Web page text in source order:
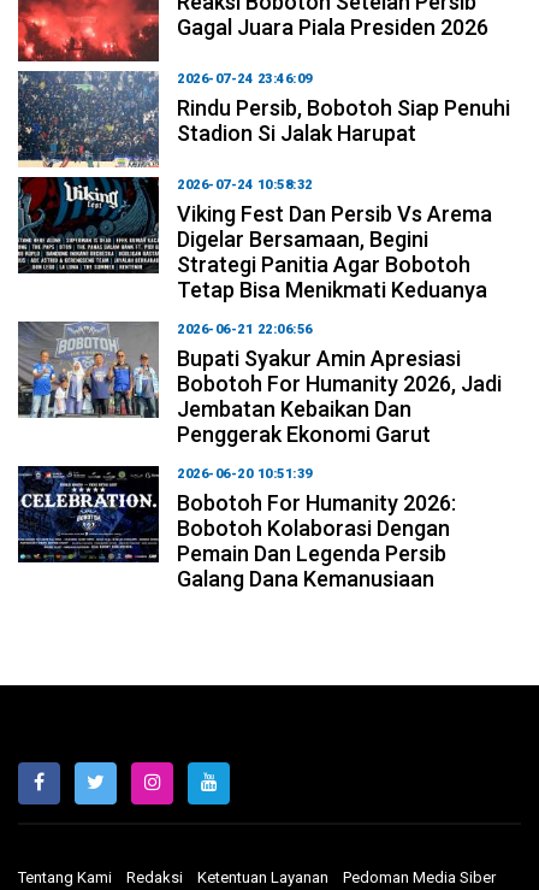
Gagal Juara Piala Presiden 2026
2026-07-24 23:46:09
Rindu Persib, Bobotoh Siap Penuhi
Stadion Si Jalak Harupat
2026-07-24 10:58:32
Viking Fest Dan Persib Vs Arema
Digelar Bersamaan, Begini
Strategi Panitia Agar Bobotoh
Tetap Bisa Menikmati Keduanya
2026-06-21 22:06:56
Bupati Syakur Amin Apresiasi
Bobotoh For Humanity 2026, Jadi
Jembatan Kebaikan Dan
Penggerak Ekonomi Garut
2026-06-20 10:51:39
Bobotoh For Humanity 2026:
Bobotoh Kolaborasi Dengan
Pemain Dan Legenda Persib
Galang Dana Kemanusiaan
Tentang Kami Redaksi Ketentuan Layanan Pedoman Media Siber